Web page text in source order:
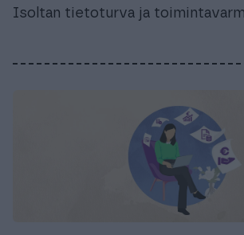
Isoltan tietoturva ja